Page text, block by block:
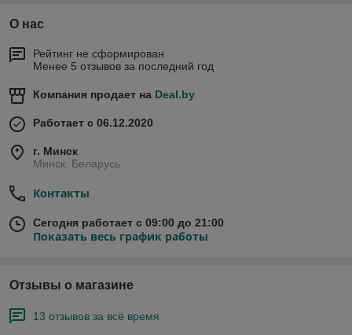
О нас
Рейтинг не сформирован
Менее 5 отзывов за последний год
Компания продает на Deal.by
Работает с 06.12.2020
г. Минск
Минск, Беларусь
Контакты
Сегодня работает с 09:00 до 21:00
Показать весь график работы
Отзывы о магазине
13 отзывов за всё время